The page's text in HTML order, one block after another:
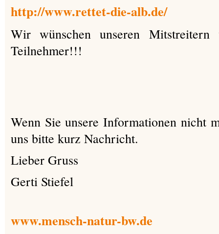
http://www.rettet-die-alb.de/
Wir wünschen unseren
Teilnehmer!!!
Wenn Sie unsere Informationen nicht
uns bitte kurz Nachricht.
Lieber Gruss
Gerti Stiefel
www.mensch-natur-bw.de